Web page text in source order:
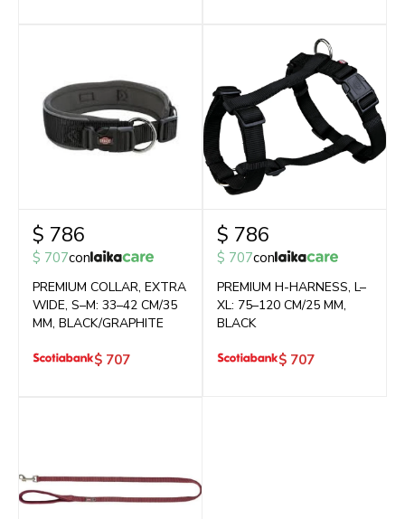
$ 786
$ 707con
PREMIUM COLLAR, EXTRA
WIDE, S–M: 33–42 CM/35
MM, BLACK/GRAPHITE
$ 707
$ 786
$ 707con
PREMIUM H-HARNESS, L–
XL: 75–120 CM/25 MM,
BLACK
$ 707